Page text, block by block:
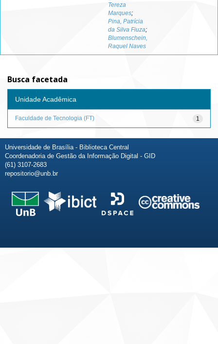
Tereza
Marques;
Pina, Patrícia
da Silva Fiuza;
Blumenschein,
Raquel Naves
Busca facetada
Unidade Acadêmica
1
Faculdade de Tecnologia (FT)
Universidade de Brasília - Biblioteca Central
Coordenadoria de Gestão da Informação Digital - GID
(61) 3107-2683
repositorio@unb.br